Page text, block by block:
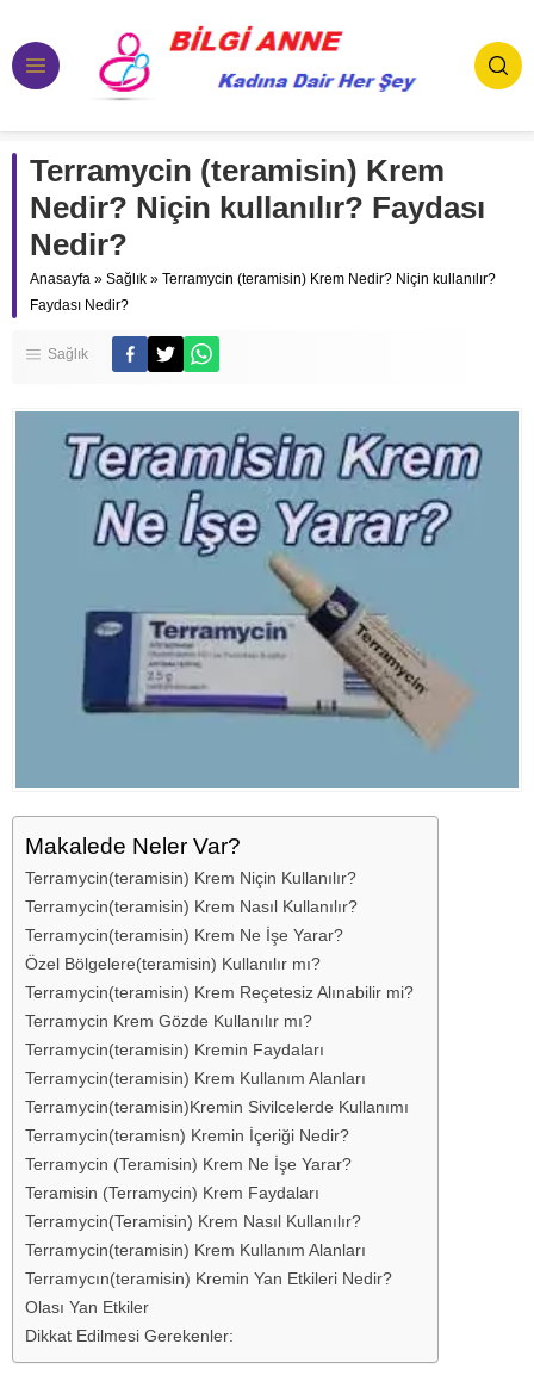
Terramycin (teramisin) Krem
Nedir? Niçin kullanılır? Faydası
Nedir?
Anasayfa » Sağlık » Terramycin (teramisin) Krem Nedir? Niçin kullanılır?
Faydası Nedir?
Sağlık
Makalede Neler Var?
Terramycin(teramisin) Krem Niçin Kullanılır?
Terramycin(teramisin) Krem Nasıl Kullanılır?
Terramycin(teramisin) Krem Ne İşe Yarar?
Özel Bölgelere(teramisin) Kullanılır mı?
Terramycin(teramisin) Krem Reçetesiz Alınabilir mi?
Terramycin Krem Gözde Kullanılır mı?
Terramycin(teramisin) Kremin Faydaları
Terramycin(teramisin) Krem Kullanım Alanları
Terramycin(teramisin)Kremin Sivilcelerde Kullanımı
Terramycin(teramisn) Kremin İçeriği Nedir?
Terramycin (Teramisin) Krem Ne İşe Yarar?
Teramisin (Terramycin) Krem Faydaları
Terramycin(Teramisin) Krem Nasıl Kullanılır?
Terramycin(teramisin) Krem Kullanım Alanları
Terramycın(teramisin) Kremin Yan Etkileri Nedir?
Olası Yan Etkiler
Dikkat Edilmesi Gerekenler: